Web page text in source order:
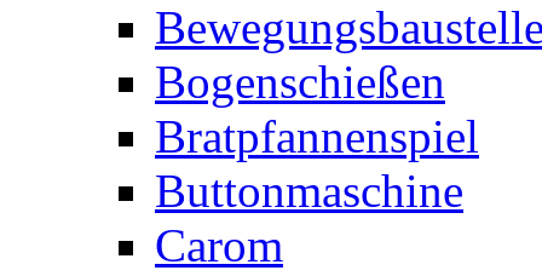
Bogenschießen
Bratpfannenspiel
Buttonmaschine
Carom